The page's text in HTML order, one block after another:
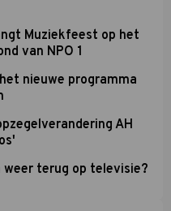
Muziekfeest op het
van NPO 1
nieuwe programma
AH
weer terug op televisie?